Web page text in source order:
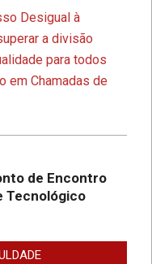
Desigual à
a divisão
para todos
em Chamadas de
de Encontro
Tecnológico
o Ponto de
Forense e
com
2a. graduação na
Lança Projeto
na Internet